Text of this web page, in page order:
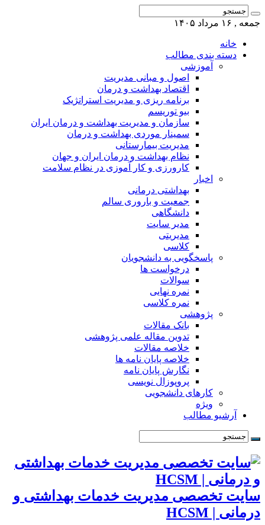
جمعه , ۱۶ مرداد ۱۴۰۵
خانه
دسته بندی مطالب
آموزشی
اصول و مبانی مدیریت
اقتصاد بهداشت و درمان
برنامه ریزی و مدیریت استراتژیک
بیو توریسم
سازمان و مدیریت بهداشت و درمان ایران
سمینار موردی بهداشت و درمان
مدیریت بیمارستانی
نظام بهداشت و درمان ایران و جهان
کارورزی و کار آموزی در نظام سلامت
اخبار
بهداشتی درمانی
جمعیت و باروری سالم
دانشگاهی
مدیر سایت
مدیریتی
کلاسی
پاسخگویی به دانشجویان
درخواست ها
سوالات
نمره نهایی
نمره کلاسی
پژوهشی
بانک مقالات
تدوین مقاله علمی پژوهشی
خلاصه مقالات
خلاصه پایان نامه ها
نگارش پایان نامه
پروپوزال نویسی
کارهای دانشجویی
ویژه
آرشیو مطالب
سایت تخصصی مدیریت خدمات بهداشتی و
درمانی | HCSM